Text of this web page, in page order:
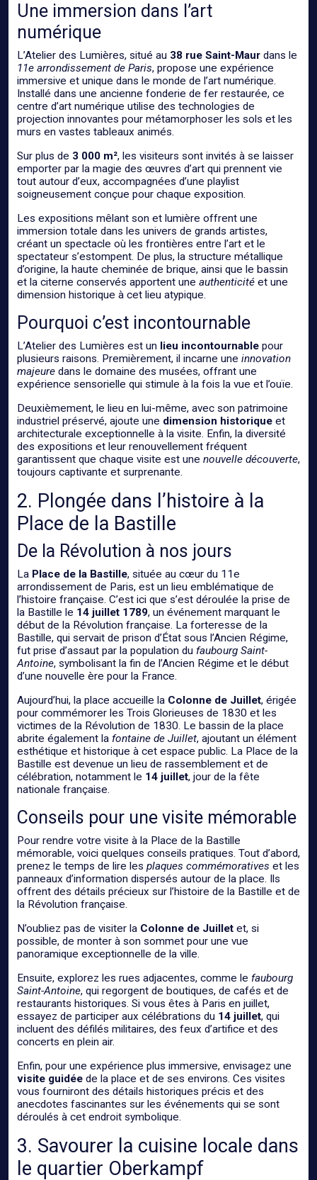
Une immersion dans l’art
numérique
L’Atelier des Lumières, situé au 38 rue Saint-Maur dans le
11e arrondissement de Paris, propose une expérience
immersive et unique dans le monde de l’art numérique.
Installé dans une ancienne fonderie de fer restaurée, ce
centre d’art numérique utilise des technologies de
projection innovantes pour métamorphoser les sols et les
murs en vastes tableaux animés.
Sur plus de 3 000 m², les visiteurs sont invités à se laisser
emporter par la magie des œuvres d’art qui prennent vie
tout autour d’eux, accompagnées d’une playlist
soigneusement conçue pour chaque exposition.
Les expositions mêlant son et lumière offrent une
immersion totale dans les univers de grands artistes,
créant un spectacle où les frontières entre l’art et le
spectateur s’estompent. De plus, la structure métallique
d’origine, la haute cheminée de brique, ainsi que le bassin
et la citerne conservés apportent une authenticité et une
dimension historique à cet lieu atypique.
Pourquoi c’est incontournable
L’Atelier des Lumières est un lieu incontournable pour
plusieurs raisons. Premièrement, il incarne une innovation
majeure dans le domaine des musées, offrant une
expérience sensorielle qui stimule à la fois la vue et l’ouïe.
Deuxièmement, le lieu en lui-même, avec son patrimoine
industriel préservé, ajoute une dimension historique et
architecturale exceptionnelle à la visite. Enfin, la diversité
des expositions et leur renouvellement fréquent
garantissent que chaque visite est une nouvelle découverte,
toujours captivante et surprenante.
2. Plongée dans l’histoire à la
Place de la Bastille
De la Révolution à nos jours
La Place de la Bastille, située au cœur du 11e
arrondissement de Paris, est un lieu emblématique de
l’histoire française. C’est ici que s’est déroulée la prise de
la Bastille le 14 juillet 1789, un événement marquant le
début de la Révolution française. La forteresse de la
Bastille, qui servait de prison d’État sous l’Ancien Régime,
fut prise d’assaut par la population du faubourg Saint-
Antoine, symbolisant la fin de l’Ancien Régime et le début
d’une nouvelle ère pour la France.
Aujourd’hui, la place accueille la Colonne de Juillet, érigée
pour commémorer les Trois Glorieuses de 1830 et les
victimes de la Révolution de 1830. Le bassin de la place
abrite également la fontaine de Juillet, ajoutant un élément
esthétique et historique à cet espace public. La Place de la
Bastille est devenue un lieu de rassemblement et de
célébration, notamment le 14 juillet, jour de la fête
nationale française.
Conseils pour une visite mémorable
Pour rendre votre visite à la Place de la Bastille
mémorable, voici quelques conseils pratiques. Tout d’abord,
prenez le temps de lire les plaques commémoratives et les
panneaux d’information dispersés autour de la place. Ils
offrent des détails précieux sur l’histoire de la Bastille et de
la Révolution française.
N’oubliez pas de visiter la Colonne de Juillet et, si
possible, de monter à son sommet pour une vue
panoramique exceptionnelle de la ville.
Ensuite, explorez les rues adjacentes, comme le faubourg
Saint-Antoine, qui regorgent de boutiques, de cafés et de
restaurants historiques. Si vous êtes à Paris en juillet,
essayez de participer aux célébrations du 14 juillet, qui
incluent des défilés militaires, des feux d’artifice et des
concerts en plein air.
Enfin, pour une expérience plus immersive, envisagez une
visite guidée de la place et de ses environs. Ces visites
vous fourniront des détails historiques précis et des
anecdotes fascinantes sur les événements qui se sont
déroulés à cet endroit symbolique.
3. Savourer la cuisine locale dans
le quartier Oberkampf